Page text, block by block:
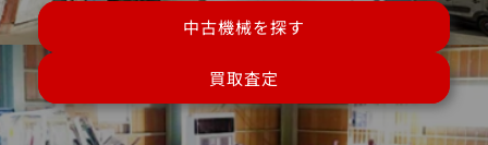
中古機械を探す
買取査定